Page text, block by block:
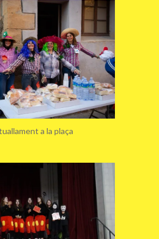
a la plaça